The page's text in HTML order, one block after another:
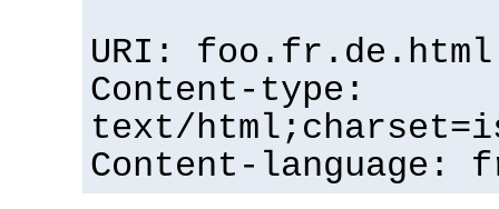
URI: foo.fr.de.html
Content-type:
text/
Content-language: